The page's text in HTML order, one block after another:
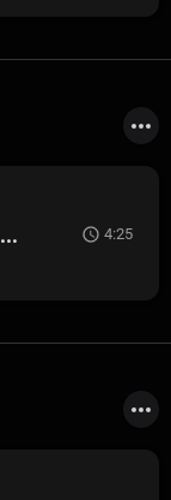
[$10] "QUAN" OT7 Quanny x Skrilla x Chuckyy Type Beat 4:25